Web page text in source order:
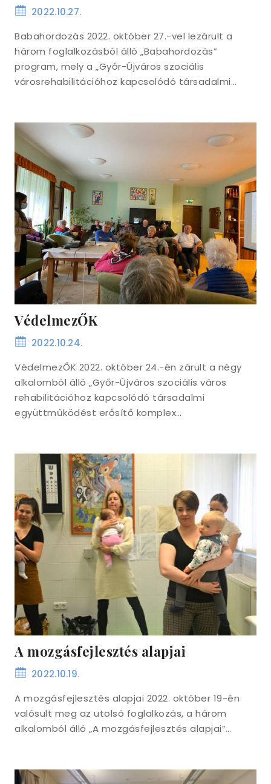
2022.10.27.
Babahordozás 2022. október 27.-vel lezárult a
három foglalkozásból álló „Babahordozás”
program, mely a „Győr-Újváros szociális
városrehabilitációhoz kapcsolódó társadalmi…
VédelmezŐK
2022.10.24.
VédelmezŐK 2022. október 24.-én zárult a négy
alkalomból álló „Győr-Újváros szociális város
rehabilitációhoz kapcsolódó társadalmi
együttműködést erősítő komplex…
A mozgásfejlesztés alapjai
2022.10.19.
A mozgásfejlesztés alapjai 2022. október 19-én
valósult meg az utolsó foglalkozás, a három
alkalomból álló „A mozgásfejlesztés alapjai”…